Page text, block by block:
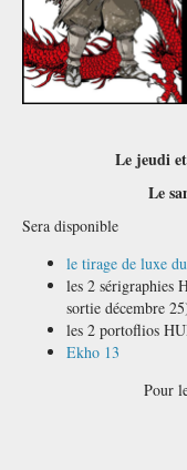
Le jeudi
Le
Sera disponible
le tirage de luxe
les 2 sérigraphies
sortie décembre
les 2 portoflios
Ekho 13
Pour